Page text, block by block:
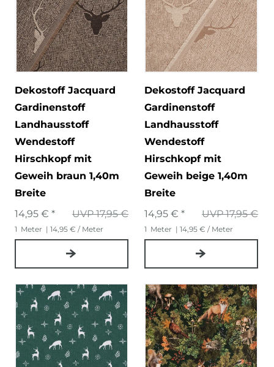
Dekostoff Jacquard
Gardinenstoff
Landhausstoff
Wendestoff
Hirschkopf mit
Geweih braun 1,40m
Breite
UVP 17,95 €
14,95 € *
1 Meter | 14,95 € / Meter
Dekostoff Jacquard
Gardinenstoff
Landhausstoff
Wendestoff
Hirschkopf mit
Geweih beige 1,40m
Breite
UVP 17,95 €
14,95 € *
1 Meter | 14,95 € / Meter